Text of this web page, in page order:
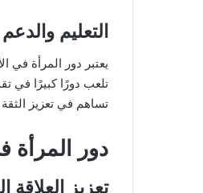
التعليم
يعتبر دور المرأة في
تلعب دورًا كبيرًا في
تساهم في تعزيز
دور المرأة
تعزيز العلاقة